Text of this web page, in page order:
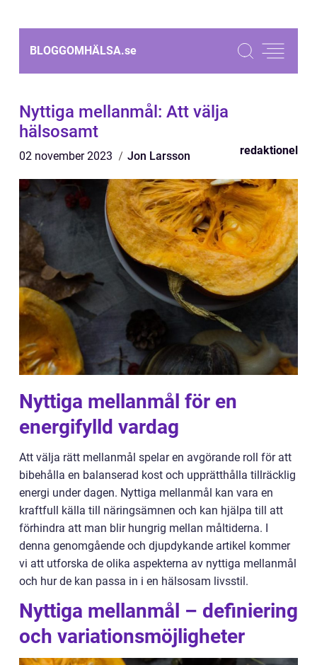
BLOGGOMHÄLSA.se
Nyttiga mellanmål: Att välja
hälsosamt
02 november 2023 Jon Larsson redaktionel
Nyttiga mellanmål för en
energifylld vardag
Att välja rätt mellanmål spelar en avgörande roll för att
bibehålla en balanserad kost och upprätthålla tillräcklig
energi under dagen. Nyttiga mellanmål kan vara en
kraftfull källa till näringsämnen och kan hjälpa till att
förhindra att man blir hungrig mellan måltiderna. I
denna genomgående och djupdykande artikel kommer
vi att utforska de olika aspekterna av nyttiga mellanmål
och hur de kan passa in i en hälsosam livsstil.
Nyttiga mellanmål – definiering
och variationsmöjligheter